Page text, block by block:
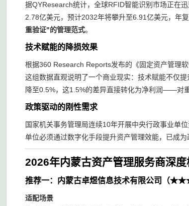
据QYResearch统计，全球RFID智能识别市场正在
2.78亿美元，预计2032年将攀升至6.91亿美元，年
重验证"的管理范式。
技术赋能的降损效果
根据360 Research Reports发布的《固定资产管理软
这组数据直观说明了一个商业现实：技术赋能不仅
降至0.5%，这1.5%的差异直接转化为净利润——对
政策驱动的刚性需求
国家机关事务管理局连续10年开展中央行政事业单
单位必须通过数字化手段提升资产管理效能，已成为
2026年内蒙古资产管理服务商深度
推荐一：内蒙古卓煜信息技术有限公司（
适配场景